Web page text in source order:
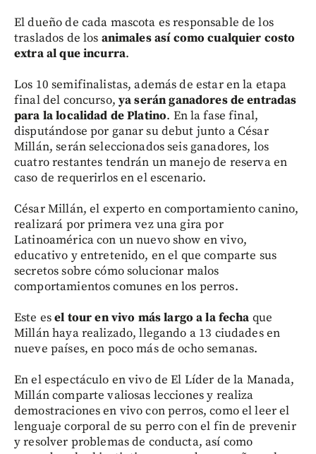
El dueño de cada mascota es responsable de los
traslados de los animales así como cualquier costo
extra al que incurra.
Los 10 semifinalistas, además de estar en la etapa
final del concurso, ya serán ganadores de entradas
para la localidad de Platino. En la fase final,
disputándose por ganar su debut junto a César
Millán, serán seleccionados seis ganadores, los
cuatro restantes tendrán un manejo de reserva en
caso de requerirlos en el escenario.
César Millán, el experto en comportamiento canino,
realizará por primera vez una gira por
Latinoamérica con un nuevo show en vivo,
educativo y entretenido, en el que comparte sus
secretos sobre cómo solucionar malos
comportamientos comunes en los perros.
Este esel tour en vivo más largo a la fecha que
Millán haya realizado, llegando a 13 ciudades en
nueve países, en poco más de ocho semanas.
En el espectáculo en vivo de El Líder de la Manada,
Millán comparte valiosas lecciones y realiza
demostraciones en vivo con perros, como el leer el
lenguaje corporal de su perro con el fin de prevenir
y resolver problemas de conducta, así como